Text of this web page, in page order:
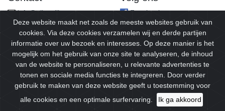
info@alleveilingen.net Facebook
© 2026Alleveilingen.Alle rechten voorbehouden.
Deze website maakt net zoals de meeste websites gebruik van
cookies. Via deze cookies verzamelen wij en derde partijen
informatie over uw bezoek en interesses. Op deze manier is het
mogelijk om het gebruik van onze site te analyseren, de inhoud
van de website te personaliseren, u relevante advertenties te
tonen en sociale media functies te integreren. Door verder
gebruik te maken van deze website geeft u toestemming voor
alle cookies en een optimale surfervaring.
Ik ga akkoord